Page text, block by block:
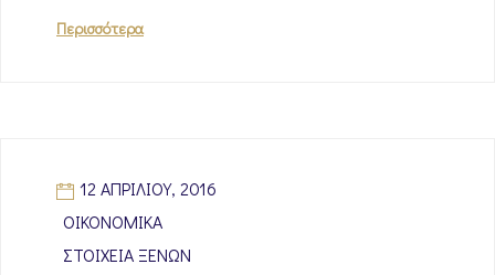
Περισσότερα
12 ΑΠΡΙΛΊΟΥ, 2016
ΟΙΚΟΝΟΜΙΚΆ
ΣΤΟΙΧΕΊΑ ΞΈΝΩΝ